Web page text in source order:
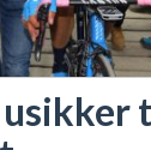
usikker